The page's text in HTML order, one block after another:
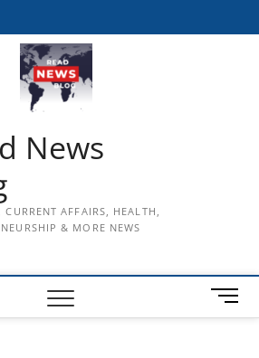
News
CURRENT AFFAIRS, HEALTH,
& MORE NEWS
M
e